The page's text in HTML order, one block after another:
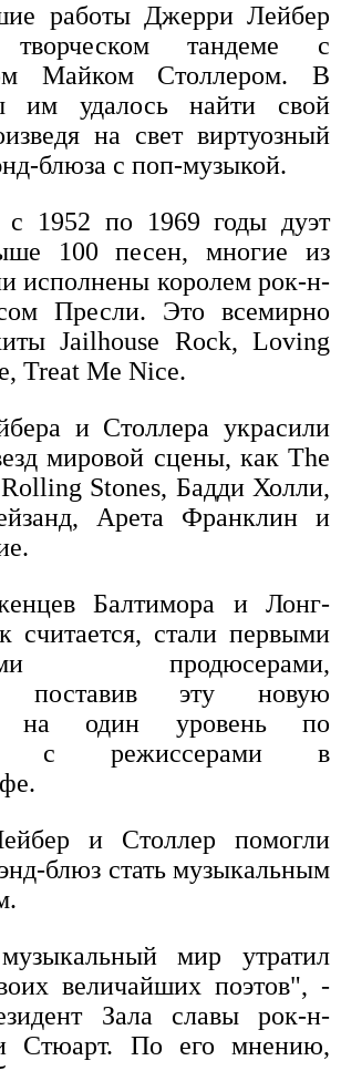
работы Джерри Лейбер
тандеме с
Майком Столлером. В
им удалось найти свой
на свет виртуозный
блюза с поп-музыкой.
с 1952 по 1969 годы дуэт
100 песен, многие из
исполнены королем рок-н-
Пресли. Это всемирно
Jailhouse Rock, Loving
Treat Me Nice.
и Столлера украсили
мировой сцены, как The
Stones, Бадди Холли,
Арета Франклин и
Балтимора и Лонг-
считается, стали первыми
продюсерами,
поставив эту новую
на один уровень по
с режиссерами в
и Столлер помогли
блюз стать музыкальным
мир утратил
величайших поэтов", -
Зала славы рок-н-
Стюарт. По его мнению,